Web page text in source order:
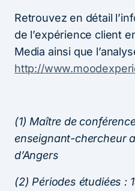
Retrouvez en détail
de l’expérience client
Media ainsi que
http://
(1) Maître de
enseignant-chercheur
d’Angers
(2) Périodes étudiées :